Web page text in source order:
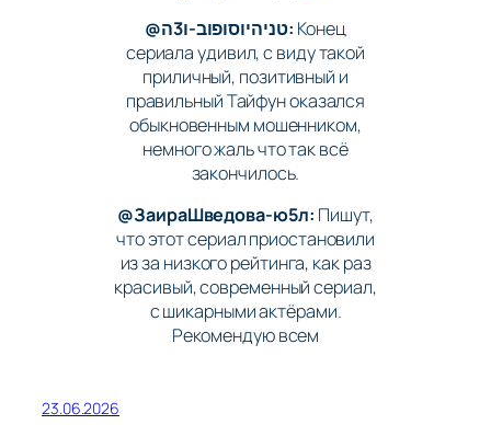
@טניהיוסופוב-ו3ה: Конец
сериала удивил, с виду такой
приличный, позитивный и
правильный Тайфун оказался
обыкновенным мошенником,
немного жаль что так всё
закончилось.
@ЗаираШведова-ю5л: Пишут,
что этот сериал приостановили
из за низкого рейтинга, как раз
красивый, современный сериал,
с шикарными актёрами.
Рекомендую всем
23.06.2026